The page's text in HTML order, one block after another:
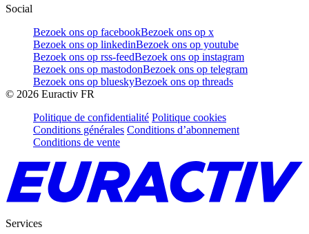
Social
Bezoek ons op facebookBezoek ons op x
Bezoek ons op linkedinBezoek ons op youtube
Bezoek ons op rss-feedBezoek ons op instagram
Bezoek ons op mastodonBezoek ons op telegram
Bezoek ons op blueskyBezoek ons op threads
© 2026 Euractiv FR
Politique de confidentialité Politique cookies
Conditions générales Conditions d’abonnement
Conditions de vente
Services